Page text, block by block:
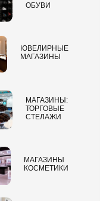
ОБУВИ
ЮВЕЛИРНЫЕ
МАГАЗИНЫ
МАГАЗИНЫ:
ТОРГОВЫЕ
СТЕЛАЖИ
МАГАЗИНЫ
КОСМЕТИКИ